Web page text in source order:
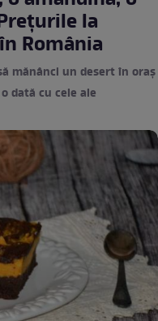
la
România
mănânci un desert în oraș
dată cu cele ale